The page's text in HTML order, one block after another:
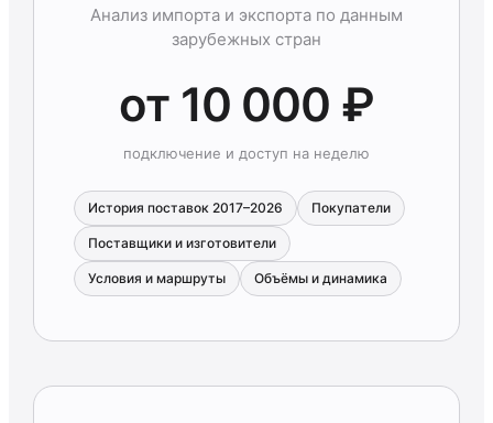
Анализ импорта и экспорта по данным
зарубежных стран
от 10 000 ₽
подключение и доступ на неделю
История поставок 2017–2026 Покупатели
Поставщики и изготовители
Условия и маршруты Объёмы и динамика